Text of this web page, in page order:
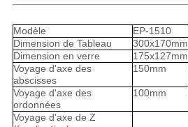
Modèle EP-1510
Dimension de Tableau
300x170mm
Dimension en verre
175x127mm
Voyage d'axe des
abscisses
150mm
Voyage d'axe des
ordonnées
100mm
Voyage d'axe de Z